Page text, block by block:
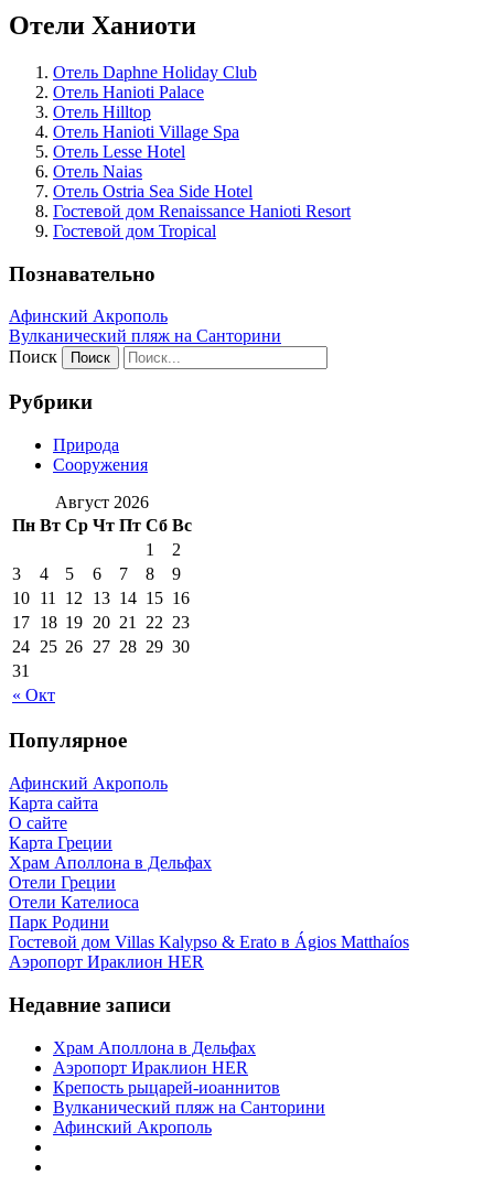
Отели Ханиоти
Отель Daphne Holiday Club
Отель Hanioti Palace
Отель Hilltop
Отель Hanioti Village Spa
Отель Lesse Hotel
Отель Naias
Отель Ostria Sea Side Hotel
Гостевой дом Renaissance Hanioti Resort
Гостевой дом Tropical
Познавательно
Афинский Акрополь
Вулканический пляж на Санторини
Поиск
Рубрики
Природа
Сооружения
Август 2026
Пн Вт Ср Чт Пт Сб Вс
« Окт
1
2
3
4 5 6 7 8
9
10 11 12 13 14 15 16
17 18 19 20 21 22 23
24 25 26 27 28 29 30
31
Популярное
Афинский Акрополь
Карта сайта
О сайте
Карта Греции
Храм Аполлона в Дельфах
Отели Греции
Отели Кателиоса
Парк Родини
Гостевой дом Villas Kalypso & Erato в Ágios Matthaíos
Аэропорт Ираклион HER
Недавние записи
Храм Аполлона в Дельфах
Аэропорт Ираклион HER
Крепость рыцарей-иоаннитов
Вулканический пляж на Санторини
Афинский Акрополь